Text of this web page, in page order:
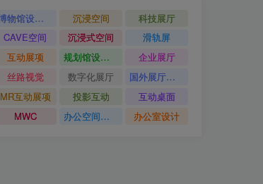
博物馆设计方案 沉浸空间
科技展厅
CAVE空间
沉浸式空间
滑轨屏
互动展项
规划馆设计方案
企业展厅
丝路视觉
数字化展厅
国外展厅案例
MR互动展项
投影互动
互动桌面
MWC
办公空间设计 办公室设计